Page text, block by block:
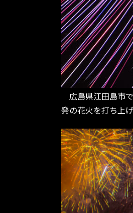
広島県江田島市
発の花火を打ち上